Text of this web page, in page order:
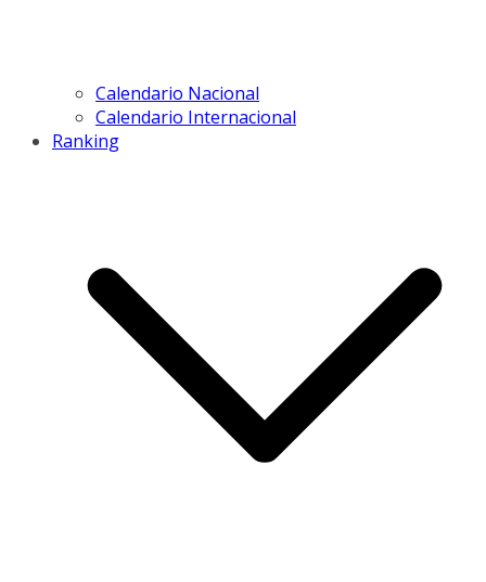
Calendario Nacional
Calendario Internacional
Ranking